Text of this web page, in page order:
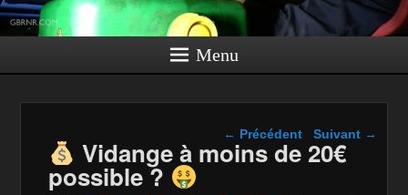
Menu
Navigation dans les
articles
← Précédent Suivant →
Vidange à moins de 20€
possible ?